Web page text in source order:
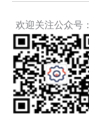
欢迎关注公众号：